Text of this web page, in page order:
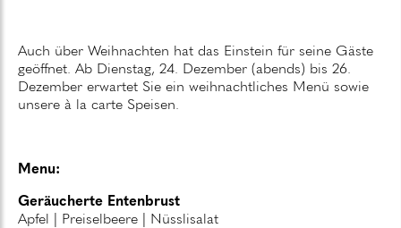
Auch über Weihnachten hat das Einstein für seine Gäste
geöffnet. Ab Dienstag, 24. Dezember (abends) bis 26.
Dezember erwartet Sie ein weihnachtliches Menü sowie
unsere à la carte Speisen.
Menu:
Geräucherte Entenbrust
Apfel | Preiselbeere | Nüsslisalat